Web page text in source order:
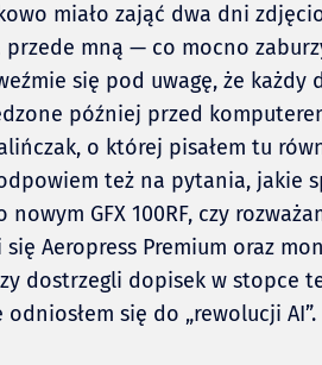
miało zająć dwa dni
mną — co mocno
się pod uwagę, że
później przed
o której pisałem tu
też na pytania, jakie
GFX 100RF, czy
się Aeropress Premium oraz
dostrzegli dopisek w stopce
się do „rewolucji AI”.